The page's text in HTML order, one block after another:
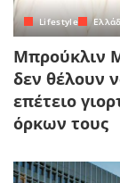
Lifestyle
Μπρούκλιν
δεν θέλουν
επέτειο
όρκων τους